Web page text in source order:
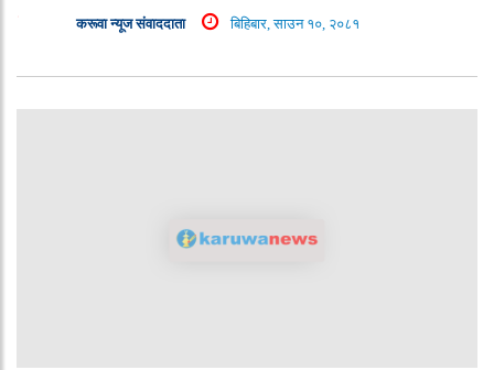
करूवा न्यूज संवाददाता बिहिबार, साउन १०, २०८१